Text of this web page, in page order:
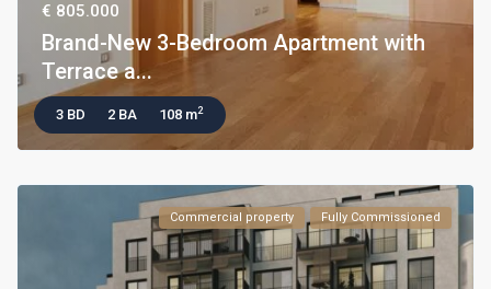
€ 805.000
Brand-New 3-Bedroom Apartment with
Terrace a...
3 BD 2 BA 108 m2
Commercial property Fully Commissioned